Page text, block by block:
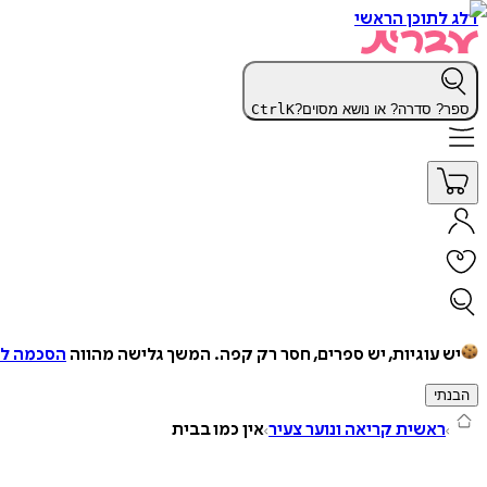
דלג לתוכן הראשי
ספר? סדרה? או נושא מסוים? CtrlK
יש עוגיות, יש ספרים, חסר רק קפה. המשך גלישה מהווה הסכמה
הבנתי
ראשית קריאה ונוער צעיר אין כמו בבית